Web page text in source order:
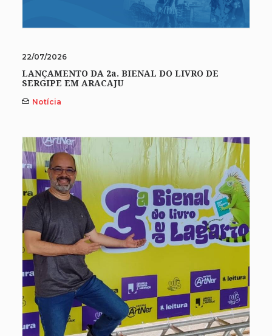
22/07/2026
LANÇAMENTO DA 2a. BIENAL DO LIVRO DE
SERGIPE EM ARACAJU
Notícia